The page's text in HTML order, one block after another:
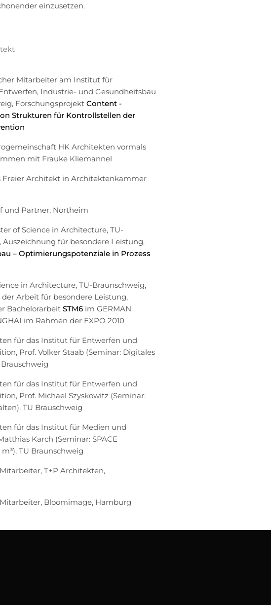
einzusetzen.
Mitarbeiter am Institut für
Industrie- und Gesundheitsbau
Forschungsprojekt Content -
Strukturen für Kontrollstellen der
HK Architekten vormals
mit Frauke Kliemannel
Freier Architekt in Architektenkammer
und Partner, Northeim
of Science in Architecture, TU-
Auszeichnung für besondere Leistung,
– Optimierungspotenziale in Prozess
in Architecture, TU-Braunschweig,
Arbeit für besondere Leistung,
Bachelorarbeit STM6 im GERMAN
im Rahmen der EXPO 2010
für das Institut für Entwerfen und
Prof. Volker Staab (Seminar: Digitales
für das Institut für Entwerfen und
Prof. Michael Szyskowitz (Seminar:
TU Brauschweig
für das Institut für Medien und
Karch (Seminar: SPACE
m³), TU Braunschweig
T+P Architekten,
Bloomimage, Hamburg